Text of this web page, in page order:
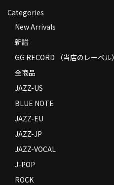
Privacy Policy
Contact
Categories
New Arrivals
新譜
GG RECORD （当店のレーベル）
全商品
JAZZ-US
BLUE NOTE
JAZZ-EU
JAZZ-JP
JAZZ-VOCAL
J-POP
ROCK